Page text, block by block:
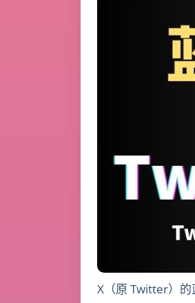
X（原 Twitter）的